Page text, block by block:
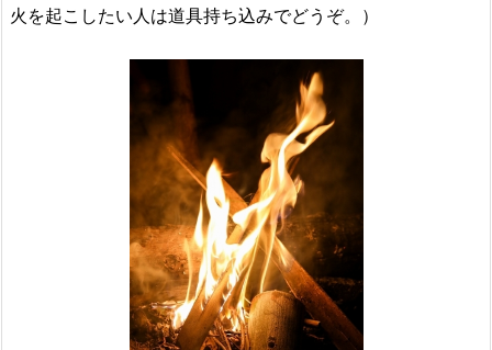
火を起こしたい人は道具持ち込みでどうぞ。）